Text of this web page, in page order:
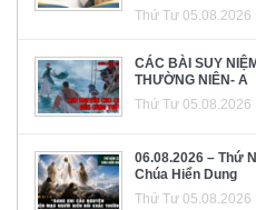
Thứ Tư 05.08.2026
CÁC BÀI SUY
THƯỜNG NIÊN- A
Thứ Tư 05.08.2026
06.08.2026 – Thứ
Chúa Hiển Dung
Thứ Tư 05.08.2026